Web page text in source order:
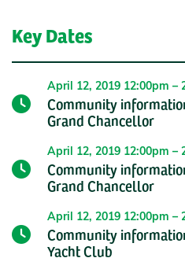
Key Dates
April 12, 2019 12:00pm –
Community
Grand Chancellor
April 12, 2019 12:00pm –
Community
Grand Chancellor
April 12, 2019 12:00pm –
Community
Yacht Club